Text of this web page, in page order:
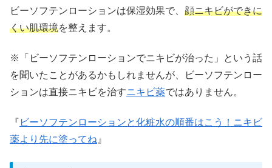
ビーソフテンローションは保湿効果で、 顔ニキビができに
くい肌環境を整えます。
※「ビーソフテンローションでニキビが治った」という話
を聞いたことがあるかもしれませんが、ビーソフテンロー
ションは直接ニキビを治すニキビ薬ではありません。
『 ビーソフテンローションと化粧水の順番はこう！ニキビ
薬より先に塗ってね 』